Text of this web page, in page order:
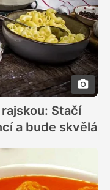
Stačí
a bude skvělá